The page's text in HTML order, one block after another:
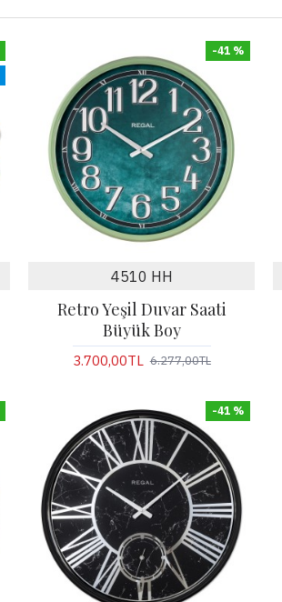
-41 %
4510 HH
Retro Yeşil Duvar Saati
Büyük Boy
3.700,00TL 6.277,00TL
-41 %